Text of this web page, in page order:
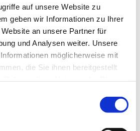
auf unsere Website zu
geben wir Informationen zu Ihrer
an unsere Partner für
und Analysen weiter. Unsere
möglicherweise mit
die Sie ihnen bereitgestellt